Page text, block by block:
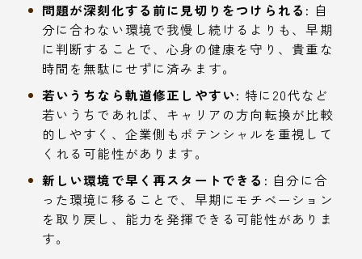
問題が深刻化する前に見切りをつけられる: 自
分に合わない環境で我慢し続けるよりも、早期
に判断することで、心身の健康を守り、貴重な
時間を無駄にせずに済みます。
若いうちなら軌道修正しやすい: 特に20代など
若いうちであれば、キャリアの方向転換が比較
的しやすく、企業側もポテンシャルを重視して
くれる可能性があります。
新しい環境で早く再スタートできる: 自分に合
った環境に移ることで、早期にモチベーション
を取り戻し、能力を発揮できる可能性がありま
す。